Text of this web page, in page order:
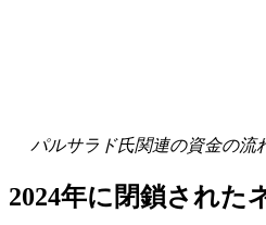
パルサラド氏関連の資金の流
2024年に閉鎖された